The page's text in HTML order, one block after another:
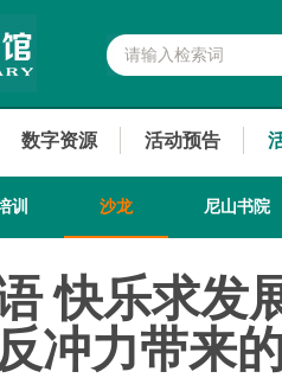
数字资源 活动预告
训 沙龙 尼山书院
快乐求发
力带来